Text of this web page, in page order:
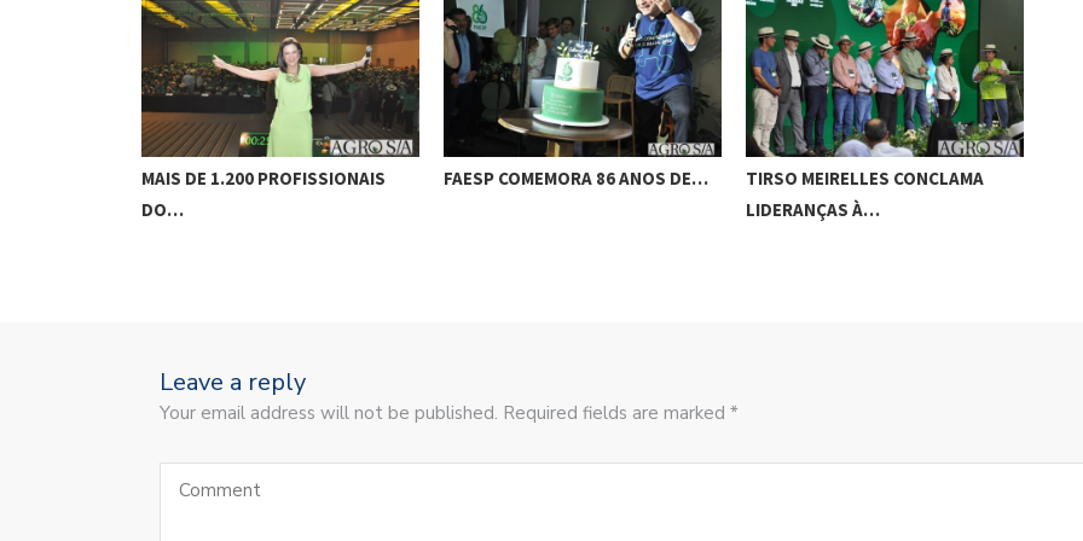
MAIS DE 1.200 PROFISSIONAIS
DO…
FAESP COMEMORA 86 ANOS DE…
TIRSO MEIRELLES CONCLAMA
LIDERANÇAS À…
Leave a reply
Your email address will not be published. Required fields are marked *